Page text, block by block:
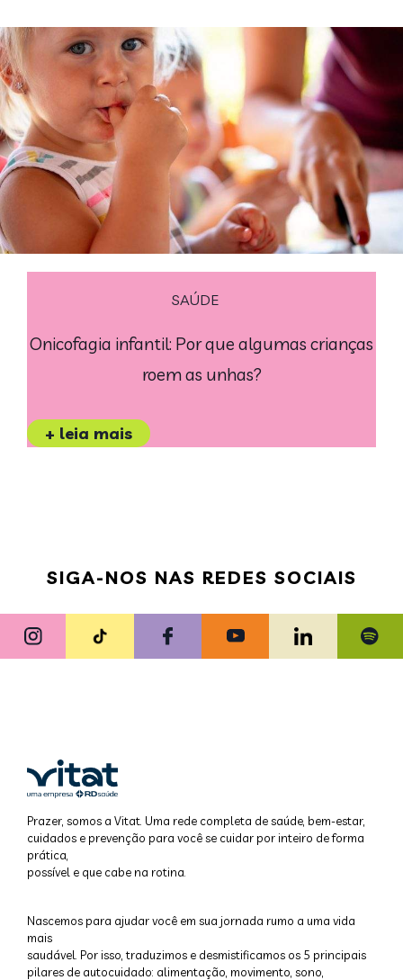
SAÚDE
Onicofagia infantil: Por que algumas crianças
roem as unhas?
+ leia mais
SIGA-NOS NAS REDES SOCIAIS
Prazer, somos a Vitat. Uma rede completa de saúde, bem-estar,
cuidados e prevenção para você se cuidar por inteiro de forma
prática,
possível e que cabe na rotina.
Nascemos para ajudar você em sua jornada rumo a uma vida
mais
saudável. Por isso, traduzimos e desmistificamos os 5 principais
pilares de autocuidado: alimentação, movimento, sono,